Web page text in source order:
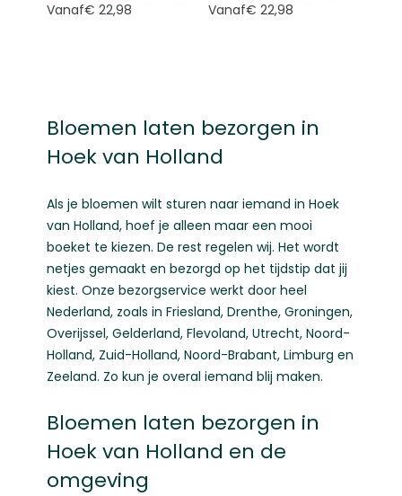
Vanaf€ 22,98
Vanaf€ 22,98
Bloemen laten bezorgen in
Hoek van Holland
Als je bloemen wilt sturen naar iemand in Hoek
van Holland, hoef je alleen maar een mooi
boeket te kiezen. De rest regelen wij. Het wordt
netjes gemaakt en bezorgd op het tijdstip dat jij
kiest. Onze bezorgservice werkt door heel
Nederland, zoals in Friesland, Drenthe, Groningen,
Overijssel, Gelderland, Flevoland, Utrecht, Noord-
Holland, Zuid-Holland, Noord-Brabant, Limburg en
Zeeland. Zo kun je overal iemand blij maken.
Bloemen laten bezorgen in
Hoek van Holland en de
omgeving